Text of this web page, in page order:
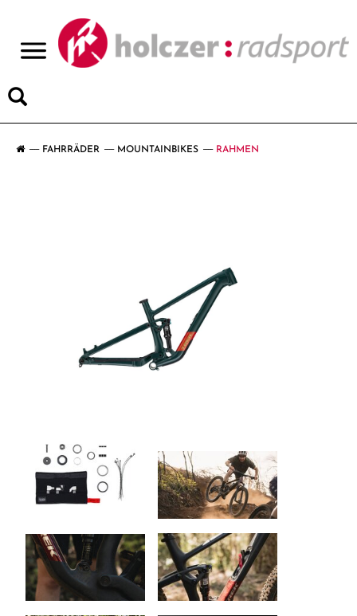
FAHRRÄDER MOUNTAINBIKES RAHMEN